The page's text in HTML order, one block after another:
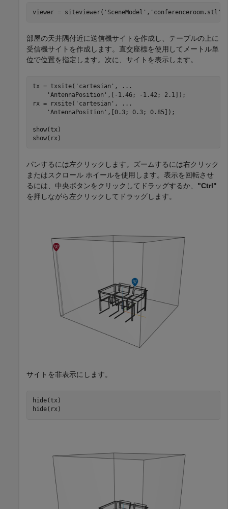
viewer = siteviewer( 'SceneModel' , 'conferenceroom.stl'
部屋の天井隅付近に送信機サイトを作成し、テーブルの上に
受信機サイトを作成します。直交座標を使用してメートル単
位で位置を指定します。次に、サイトを表示します。
tx = txsite( 'cartesian' ,
...
'AntennaPosition' ,[-1.46; -1.42; 2.1]);
rx = rxsite( 'cartesian' ,
...
'AntennaPosition' ,[0.3; 0.3; 0.85]);
show(tx)
show(rx)
パンするには左クリックします。ズームするには右クリック
またはスクロール ホイールを使用します。表示を回転させ
るには、中央ボタンをクリックしてドラッグするか、 "Ctrl"
を押しながら左クリックしてドラッグします。
サイトを非表示にします。
hide(tx)
hide(rx)